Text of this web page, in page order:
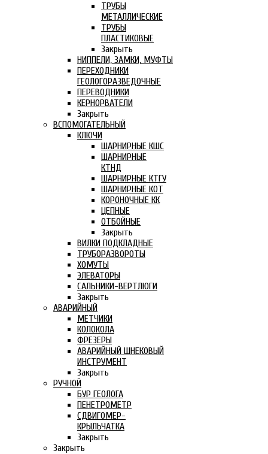
ТРУБЫ
МЕТАЛЛИЧЕСКИЕ
ТРУБЫ
ПЛАСТИКОВЫЕ
Закрыть
НИППЕЛИ, ЗАМКИ, МУФТЫ
ПЕРЕХОДНИКИ
ГЕОЛОГОРАЗВЕДОЧНЫЕ
ПЕРЕВОДНИКИ
КЕРНОРВАТЕЛИ
Закрыть
ВСПОМОГАТЕЛЬНЫЙ
КЛЮЧИ
ШАРНИРНЫЕ КШС
ШАРНИРНЫЕ
КТНД
ШАРНИРНЫЕ КТГУ
ШАРНИРНЫЕ КОТ
КОРОНОЧНЫЕ КК
ЦЕПНЫЕ
ОТБОЙНЫЕ
Закрыть
ВИЛКИ ПОДКЛАДНЫЕ
ТРУБОРАЗВОРОТЫ
ХОМУТЫ
ЭЛЕВАТОРЫ
САЛЬНИКИ-ВЕРТЛЮГИ
Закрыть
АВАРИЙНЫЙ
МЕТЧИКИ
КОЛОКОЛА
ФРЕЗЕРЫ
АВАРИЙНЫЙ ШНЕКОВЫЙ
ИНСТРУМЕНТ
Закрыть
РУЧНОЙ
БУР ГЕОЛОГА
ПЕНЕТРОМЕТР
СДВИГОМЕР-
КРЫЛЬЧАТКА
Закрыть
Закрыть